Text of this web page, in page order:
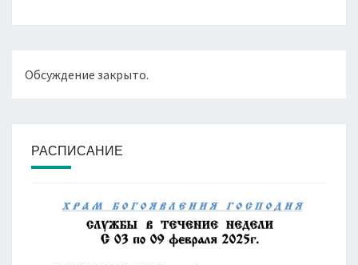
Обсуждение закрыто.
РАСПИСАНИЕ